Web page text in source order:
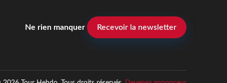
Ne rien manquer Recevoir la newsletter